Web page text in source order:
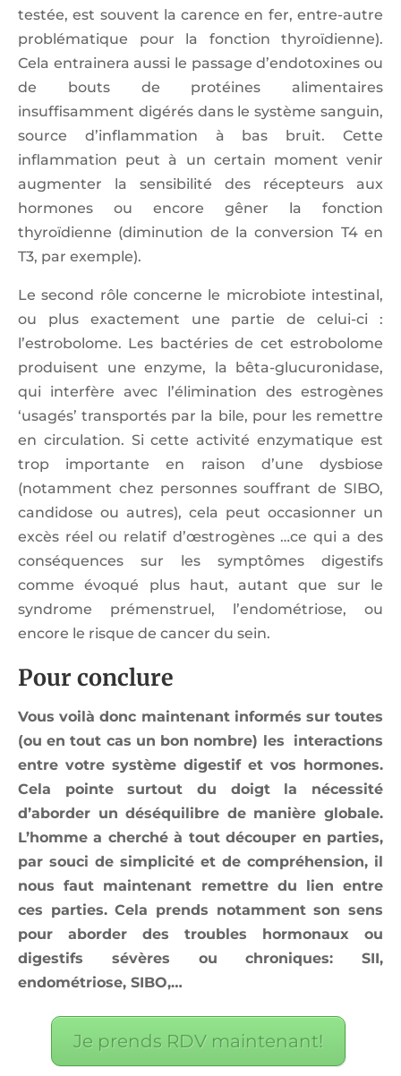
testée, est souvent la carence en fer, entre-autre
problématique pour la fonction thyroïdienne).
Cela entrainera aussi le passage d’endotoxines ou
de bouts de protéines alimentaires
insuffisamment digérés dans le système sanguin,
source d’inflammation à bas bruit. Cette
inflammation peut à un certain moment venir
augmenter la sensibilité des récepteurs aux
hormones ou encore gêner la fonction
thyroïdienne (diminution de la conversion T4 en
T3, par exemple).
Le second rôle concerne le microbiote intestinal,
ou plus exactement une partie de celui-ci :
l’estrobolome. Les bactéries de cet estrobolome
produisent une enzyme, la bêta-glucuronidase,
qui interfère avec l’élimination des estrogènes
‘usagés’ transportés par la bile, pour les remettre
en circulation. Si cette activité enzymatique est
trop importante en raison d’une dysbiose
(notamment chez personnes souffrant de SIBO,
candidose ou autres), cela peut occasionner un
excès réel ou relatif d’œstrogènes …ce qui a des
conséquences sur les symptômes digestifs
comme évoqué plus haut, autant que sur le
syndrome prémenstruel, l’endométriose, ou
encore le risque de cancer du sein.
Pour conclure
Vous voilà donc maintenant informés sur toutes
(ou en tout cas un bon nombre) les interactions
entre votre système digestif et vos hormones.
Cela pointe surtout du doigt la nécessité
d’aborder un déséquilibre de manière globale.
L’homme a cherché à tout découper en parties,
par souci de simplicité et de compréhension, il
nous faut maintenant remettre du lien entre
ces parties. Cela prends notamment son sens
pour aborder des troubles hormonaux ou
digestifs sévères ou chroniques: SII,
endométriose, SIBO,…
Je prends RDV maintenant!